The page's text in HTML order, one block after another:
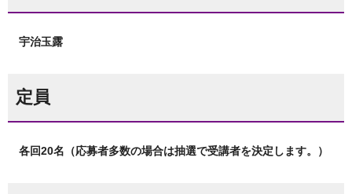
宇治玉露
定員
各回20名（応募者多数の場合は抽選で受講者を決定します。）